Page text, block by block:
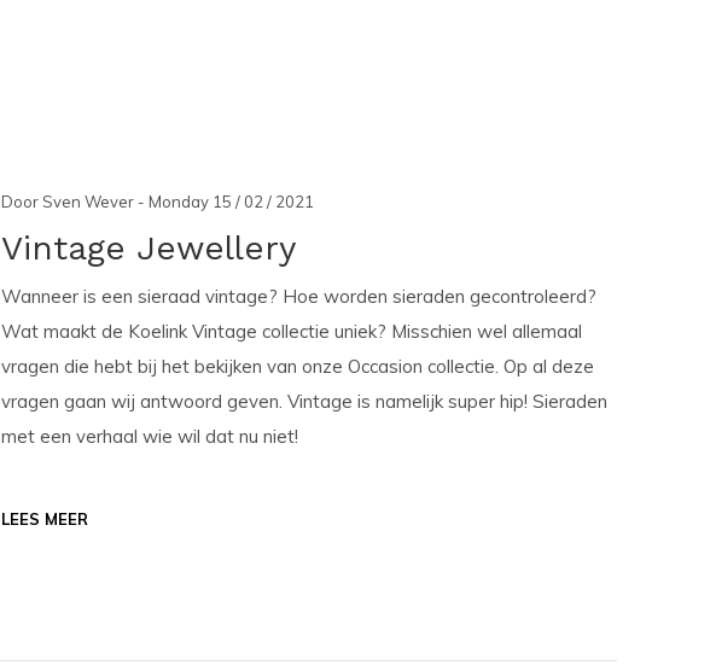
Door Sven Wever - Monday 15 / 02 / 2021
Vintage Jewellery
Wanneer is een sieraad vintage? Hoe worden sieraden gecontroleerd?
Wat maakt de Koelink Vintage collectie uniek? Misschien wel allemaal
vragen die hebt bij het bekijken van onze Occasion collectie. Op al deze
vragen gaan wij antwoord geven. Vintage is namelijk super hip! Sieraden
met een verhaal wie wil dat nu niet!
LEES MEER